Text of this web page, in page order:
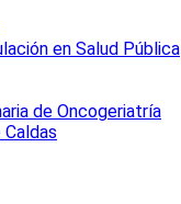
en Salud Pública
de Oncogeriatría